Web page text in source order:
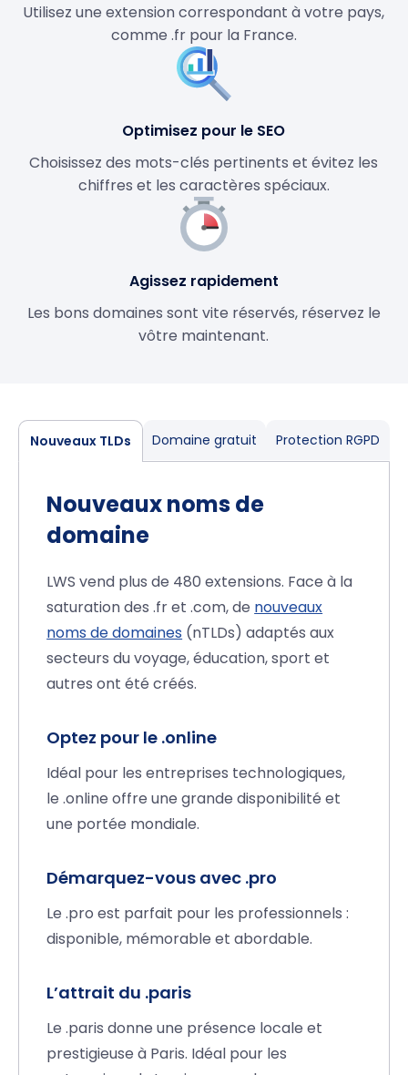
Utilisez une extension correspondant à votre pays,
comme .fr pour la France.
Optimisez pour le SEO
Choisissez des mots-clés pertinents et évitez les
chiffres et les caractères spéciaux.
Agissez rapidement
Les bons domaines sont vite réservés, réservez le
vôtre maintenant.
Nouveaux TLDs Domaine gratuit Protection RGPD
Nouveaux noms de
domaine
LWS vend plus de 480 extensions. Face à la
saturation des .fr et .com, de nouveaux
noms de domaines (nTLDs) adaptés aux
secteurs du voyage, éducation, sport et
autres ont été créés.
Optez pour le .online
Idéal pour les entreprises technologiques,
le .online offre une grande disponibilité et
une portée mondiale.
Démarquez-vous avec .pro
Le .pro est parfait pour les professionnels :
disponible, mémorable et abordable.
L’attrait du .paris
Le .paris donne une présence locale et
prestigieuse à Paris. Idéal pour les